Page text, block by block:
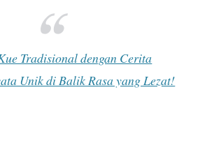
Tradisional dengan Cerita
Unik di Balik Rasa yang Lezat!